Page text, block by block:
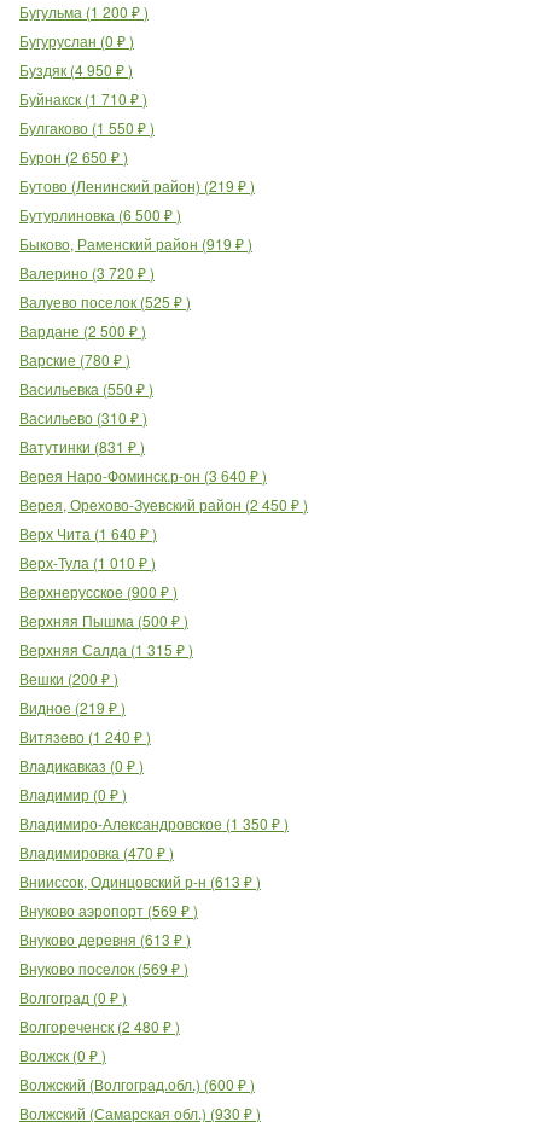
Бугульма (1 200 ₽)
Бугуруслан (0 ₽)
Буздяк (4 950 ₽)
Буйнакск (1 710 ₽)
Булгаково (1 550 ₽)
Бурон (2 650 ₽)
Бутово (Ленинский район) (219 ₽)
Бутурлиновка (6 500 ₽)
Быково, Раменский район (919 ₽)
Валерино (3 720 ₽)
Валуево поселок (525 ₽)
Вардане (2 500 ₽)
Варские (780 ₽)
Васильевка (550 ₽)
Васильево (310 ₽)
Ватутинки (831 ₽)
Верея Наро-Фоминск.р-он (3 640 ₽)
Верея, Орехово-Зуевский район (2 450 ₽)
Верх Чита (1 640 ₽)
Верх-Тула (1 010 ₽)
Верхнерусское (900 ₽)
Верхняя Пышма (500 ₽)
Верхняя Салда (1 315 ₽)
Вешки (200 ₽)
Видное (219 ₽)
Витязево (1 240 ₽)
Владикавказ (0 ₽)
Владимир (0 ₽)
Владимиро-Александровское (1 350 ₽)
Владимировка (470 ₽)
Внииссок, Одинцовский р-н (613 ₽)
Внуково аэропорт (569 ₽)
Внуково деревня (613 ₽)
Внуково поселок (569 ₽)
Волгоград (0 ₽)
Волгореченск (2 480 ₽)
Волжск (0 ₽)
Волжский (Волгоград.обл.) (600 ₽)
Волжский (Самарская обл.) (930 ₽)